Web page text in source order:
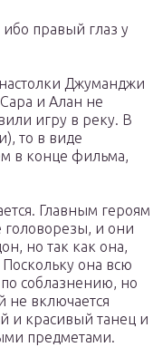
правый глаз у
Джуманджи
и Алан не
игру в реку. В
то в виде
в конце фильма,
Главным героям
и они
но так как она,
она всю
соблазнению, но
не включается
и красивый танец и
предметами.